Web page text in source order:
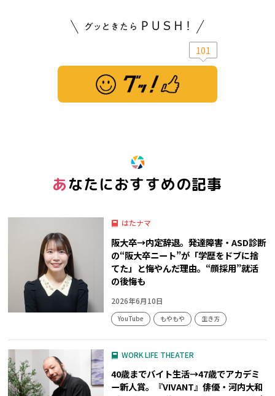
101
あなたにおすすめの記事
はたナマ
阪大卒→内定辞退。発達障害・ASD診断
の“阪大卒ニート”が「学歴をドブに捨
てた」と悔やんだ理由。“顔採用”就活
の後悔も
2026年6月10日
YouTube もやもや 生き方
WORK LIFE THEATER
40歳までバイト生活→47歳でアカデミ
ー新人賞。『VIVANT』俳優・河内大和